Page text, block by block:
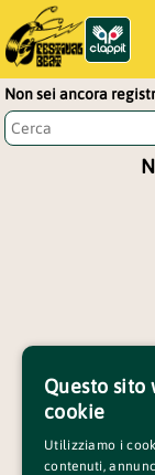
Non sei ancora
ASSOCIAZIONE
CF 91083980333 PI
Questo sito
cookie
Utilizziamo i
contenuti,